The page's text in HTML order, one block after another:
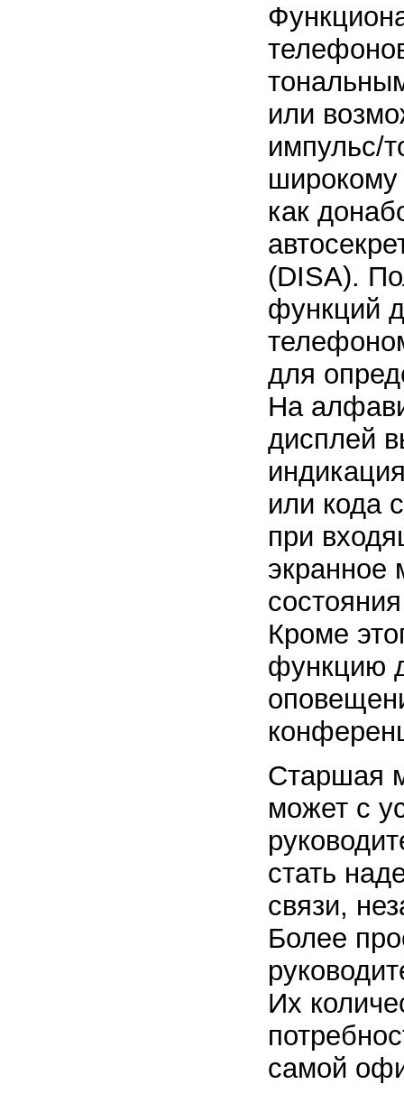
или
импульс/
широкому
как
(DISA).
функций
для
На
дисплей
или кода
при
Кроме
функцию
Старшая
может с
стать
связи,
Более
Их
самой